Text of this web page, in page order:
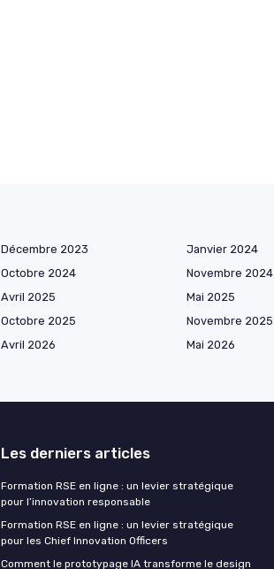
Décembre 2023 Janvier 2024
Octobre 2024 Novembre 2024
Avril 2025 Mai 2025
Octobre 2025 Novembre 2025
Avril 2026 Mai 2026
Les derniers articles
Formation RSE en ligne : un levier stratégique
pour l’innovation responsable
Formation RSE en ligne : un levier stratégique
pour les Chief Innovation Officers
Comment le prototypage IA transforme le design